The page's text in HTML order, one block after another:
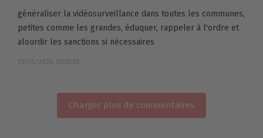
généraliser la vidéosurveillance dans toutes les communes,
petites comme les grandes, éduquer, rappeler à l'ordre et
alourdir les sanctions si nécessaires
25/05/2025, 05:55:20
Charger plus de commentaires